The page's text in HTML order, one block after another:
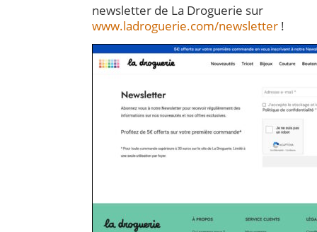
newsletter de La Droguerie sur
www.ladroguerie.com/newsletter !